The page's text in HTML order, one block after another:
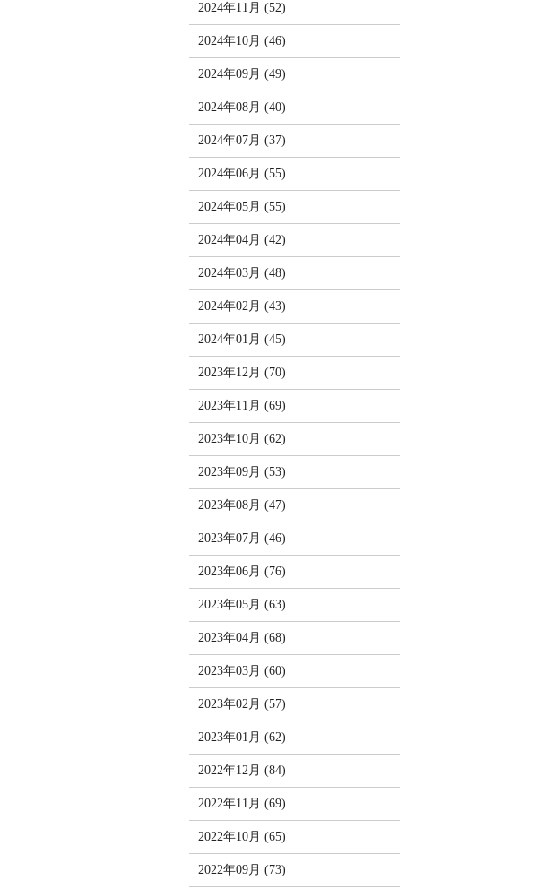
2024年11月 (52)
2024年10月 (46)
2024年09月 (49)
2024年08月 (40)
2024年07月 (37)
2024年06月 (55)
2024年05月 (55)
2024年04月 (42)
2024年03月 (48)
2024年02月 (43)
2024年01月 (45)
2023年12月 (70)
2023年11月 (69)
2023年10月 (62)
2023年09月 (53)
2023年08月 (47)
2023年07月 (46)
2023年06月 (76)
2023年05月 (63)
2023年04月 (68)
2023年03月 (60)
2023年02月 (57)
2023年01月 (62)
2022年12月 (84)
2022年11月 (69)
2022年10月 (65)
2022年09月 (73)